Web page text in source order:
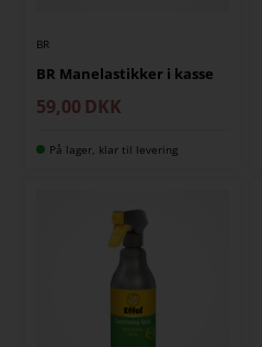
BR
BR Manelastikker i kasse
59,00 DKK
På lager, klar til levering